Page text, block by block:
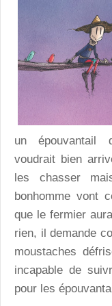
un épouvantail
voudrait bien
les chasser
bonhomme vont
que le fermier
rien, il demande
moustaches
incapable de
pour les